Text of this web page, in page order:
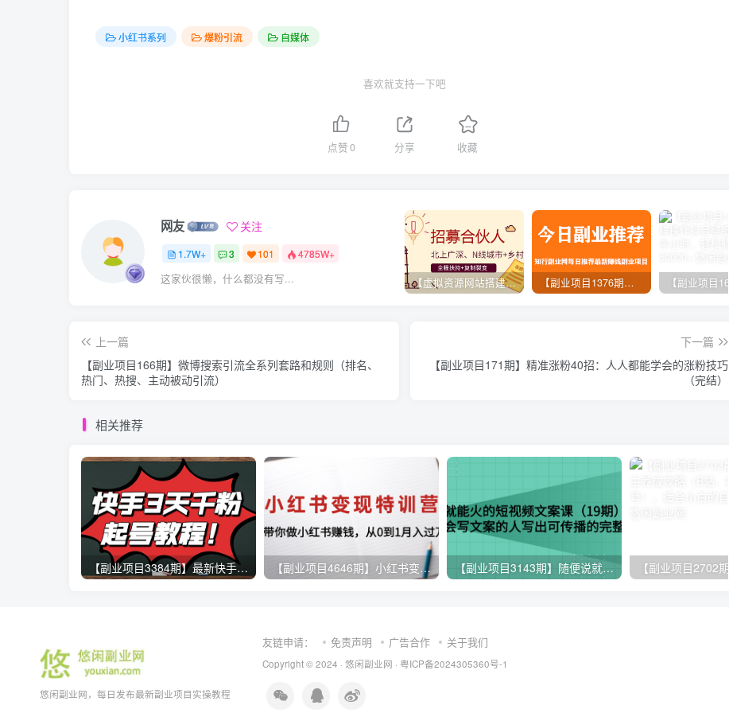
小红书系列 爆粉引流 自媒体
喜欢就支持一下吧
点赞0 分享 收藏
网友 关注
1.7W+ 3 101 4785W+
这家伙很懒，什么都没有写... 【虚拟资源网站搭建服务】加盟本站系统，做一个和本站一样的独立网站，躺赚的项目 【副业项目1376期】龟课最新闲鱼项目玩法实战教程_全新升级月收益几千到几万
上一篇
【副业项目166期】微博搜索引流全系列套路和规则（排名、
热门、热搜、主动被动引流）
下一篇
【副业项目171期】精准涨粉40招：人人都能学会的涨粉技巧
（完结）
相关推荐
【副业项目3384期】最新快手起号实操技术：3天1000粉（快手怎么快速涨粉丝） 【副业项目4646期】小红书变现特训营：带你快速入局小红书，从0到1月入过万 【副业项目3143期】随便说就能火的短视频文案课：让不会写文案的人写出可传播的完整文案
悠闲副业网，每日发布最新副业项目实操教程
友链申请： 免责声明 广告合作 关于我们
Copyright © 2024 · 悠闲副业网 · 粤ICP备2024305360号-1